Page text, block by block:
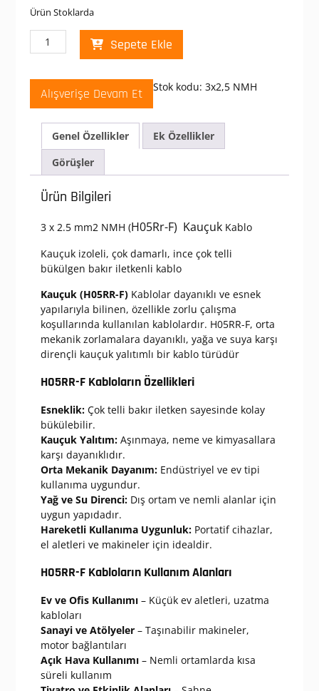
Ürün Stoklarda
NMH
3*2,5
H05Rr-
(Nmh)
Kauçuk
Kablo
Sepete Ekle
Alışverişe Devam Et Stok kodu: 3x2,5 NMH
Genel Özellikler
Ek Özellikler
Görüşler
Ürün Bilgileri
3 x 2.5 mm2 NMH (H05Rr-F) Kauçuk Kablo
Kauçuk izoleli, çok damarlı, ince çok telli
bükülgen bakır iletkenli kablo
Kauçuk (H05RR-F) Kablolar dayanıklı ve esnek
yapılarıyla bilinen, özellikle zorlu çalışma
koşullarında kullanılan kablolardır. H05RR-F, orta
mekanik zorlamalara dayanıklı, yağa ve suya karşı
dirençli kauçuk yalıtımlı bir kablo türüdür
H05RR-F Kabloların Özellikleri
Esneklik:Çok telli bakır iletken sayesinde kolay
bükülebilir.
Kauçuk Yalıtım:Aşınmaya, neme ve kimyasallara
karşı dayanıklıdır.
Orta Mekanik Dayanım:Endüstriyel ve ev tipi
kullanıma uygundur.
Yağ ve Su Direnci:Dış ortam ve nemli alanlar için
uygun yapıdadır.
Hareketli Kullanıma Uygunluk:Portatif cihazlar,
el aletleri ve makineler için idealdir.
H05RR-F Kabloların Kullanım Alanları
Ev ve Ofis Kullanımı– Küçük ev aletleri, uzatma
kabloları
Sanayi ve Atölyeler– Taşınabilir makineler,
motor bağlantıları
Açık Hava Kullanımı– Nemli ortamlarda kısa
süreli kullanım